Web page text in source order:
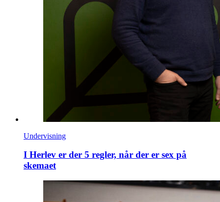
Undervisning
I Herlev er der 5 regler, når der er sex på
skemaet